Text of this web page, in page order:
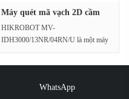
Máy quét mã vạch 2D cầm
HIKROBOT MV-
IDH3000/13NR/04RN/U là một máy
công nghiệ···
WhatsApp